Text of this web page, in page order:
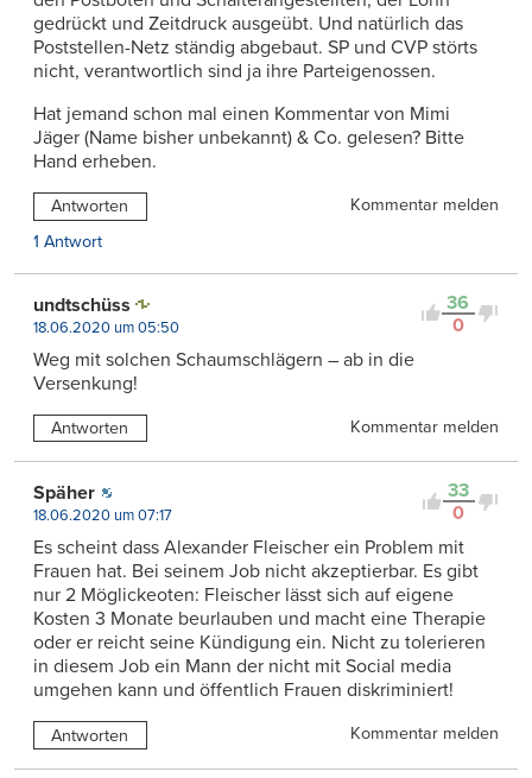
gedrückt und Zeitdruck ausgeübt. Und natürlich das
Poststellen-Netz ständig abgebaut. SP und CVP störts
nicht, verantwortlich sind ja ihre Parteigenossen.
Hat jemand schon mal einen Kommentar von Mimi
Jäger (Name bisher unbekannt) & Co. gelesen? Bitte
Hand erheben.
Antworten
Kommentar melden
1 Antwort
36
0
undtschüss
18.06.2020 um 05:50
Weg mit solchen Schaumschlägern – ab in die
Versenkung!
Antworten Kommentar melden
33
0
Späher
18.06.2020 um 07:17
Es scheint dass Alexander Fleischer ein Problem mit
Frauen hat. Bei seinem Job nicht akzeptierbar. Es gibt
nur 2 Möglickeoten: Fleischer lässt sich auf eigene
Kosten 3 Monate beurlauben und macht eine Therapie
oder er reicht seine Kündigung ein. Nicht zu tolerieren
in diesem Job ein Mann der nicht mit Social media
umgehen kann und öffentlich Frauen diskriminiert!
Antworten Kommentar melden